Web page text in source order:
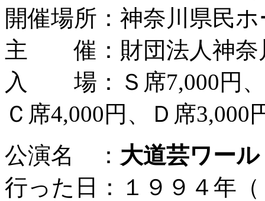
開催場所：神奈川県民
主 催：財団法人神奈
入 場：Ｓ席7,000円、
Ｃ席4,000円、Ｄ席3,000
公演名 ： 大道芸ワー
行った日：１９９４年